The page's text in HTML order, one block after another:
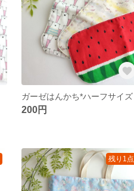
ガーゼはんかち*ハーフサイズ
200円
残り1点